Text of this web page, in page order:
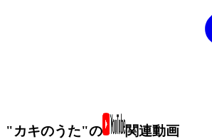
"カキのうた"の 関連動画